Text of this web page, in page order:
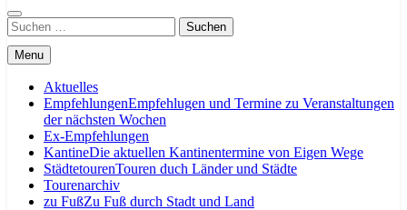
Suche
nach:
Menu
Aktuelles
EmpfehlungenEmpfehlugen und Termine zu Veranstaltungen
der nächsten Wochen
Ex-Empfehlungen
KantineDie aktuellen Kantinentermine von Eigen Wege
StädtetourenTouren duch Länder und Städte
Tourenarchiv
zu FußZu Fuß durch Stadt und Land